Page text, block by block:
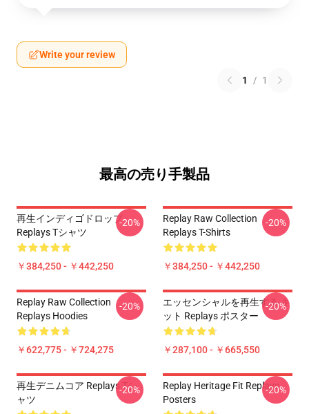
Write your review
1 / 1
最高の売り手製品
再生インディゴドロップ
Replays Tシャツ
￥384,250 - ￥442,250
-20%
Replay Raw Collection
Replays T-Shirts
￥384,250 - ￥442,250
-20%
Replay Raw Collection
Replays Hoodies
￥622,775 - ￥724,275
-20%
エッセンシャルを再生する キ
ット Replays ポスター
￥287,100 - ￥665,550
-20%
再生デニムコア Replays Tシ
ャツ
-20%
Replay Heritage Fit Replays
Posters
-20%